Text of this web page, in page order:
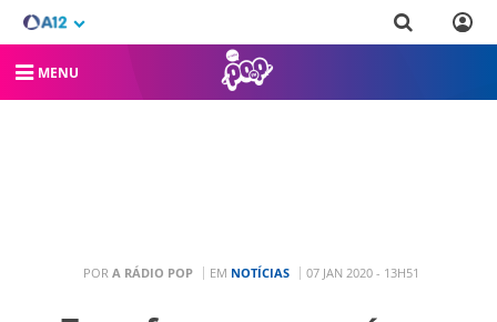
MENU
POR A RÁDIO POP EM NOTÍCIAS 07 JAN 2020 - 13H51